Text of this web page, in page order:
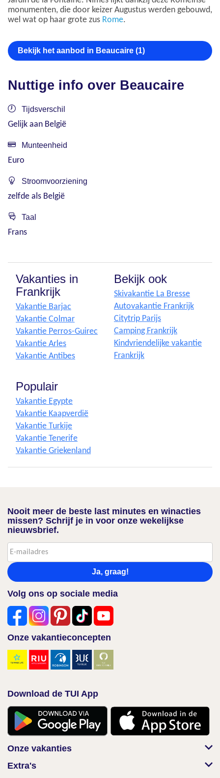
monumenten, die door keizer Augustus werden gebouwd,
wel wat op haar grote zus Rome.
Bekijk het aanbod in Beaucaire (1)
Nuttige info over Beaucaire
Tijdsverschil
Gelijk aan België
Munteenheid
Euro
Stroomvoorziening
zelfde als België
Taal
Frans
Vakanties in
Frankrijk
Vakantie Barjac
Vakantie Colmar
Vakantie Perros-Guirec
Vakantie Arles
Vakantie Antibes
Bekijk ook
Skivakantie La Bresse
Autovakantie Frankrijk
Citytrip Parijs
Camping Frankrijk
Kindvriendelijke vakantie
Frankrijk
Populair
Vakantie Egypte
Vakantie Kaapverdië
Vakantie Turkije
Vakantie Tenerife
Vakantie Griekenland
Nooit meer de beste last minutes en winacties
missen? Schrijf je in voor onze wekelijkse
nieuwsbrief.
Ja, graag!
Volg ons op sociale media
Onze vakantieconcepten
Download de TUI App
Onze vakanties
Extra's